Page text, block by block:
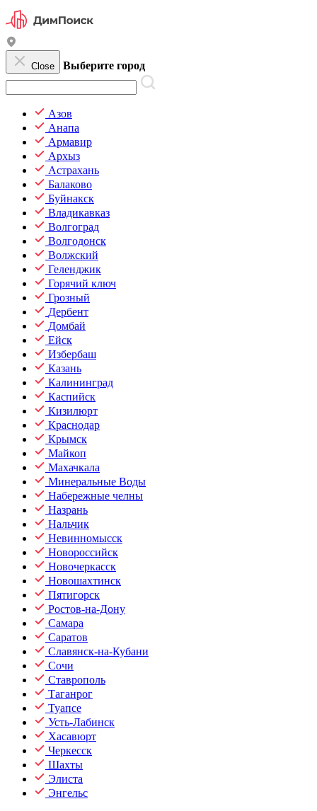
Close Выберите город
Азов
Анапа
Армавир
Архыз
Астрахань
Балаково
Буйнакск
Владикавказ
Волгоград
Волгодонск
Волжский
Геленджик
Горячий ключ
Грозный
Дербент
Домбай
Ейск
Избербаш
Казань
Калининград
Каспийск
Кизилюрт
Краснодар
Крымск
Майкоп
Махачкала
Минеральные Воды
Набережные челны
Назрань
Нальчик
Невинномысск
Новороссийск
Новочеркасск
Новошахтинск
Пятигорск
Ростов-на-Дону
Самара
Саратов
Славянск-на-Кубани
Сочи
Ставрополь
Таганрог
Туапсе
Усть-Лабинск
Хасавюрт
Черкесск
Шахты
Элиста
Энгельс